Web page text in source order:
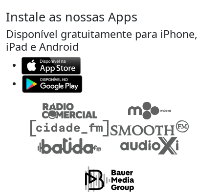
Instale as nossas Apps
Disponível gratuitamente para iPhone,
iPad e Android